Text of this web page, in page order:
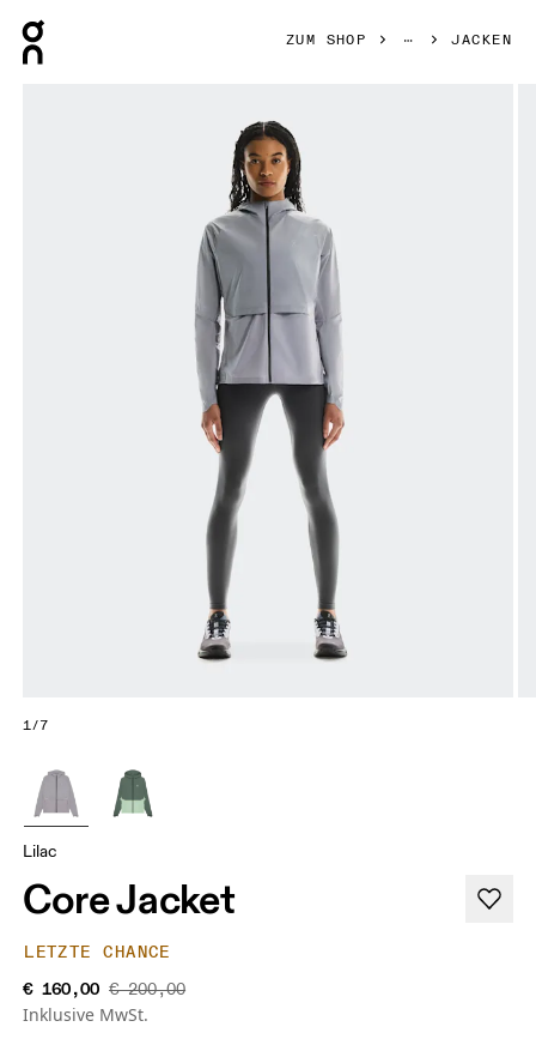
ZUM SHOP JACKEN
1/7
Lilac
Core Jacket
LETZTE CHANCE
€ 160,00 € 200,00
Inklusive MwSt.